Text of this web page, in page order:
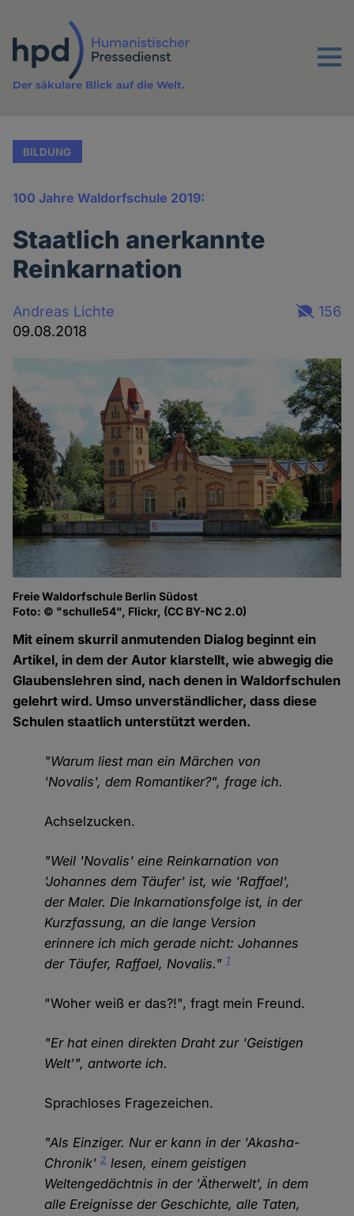
Inhalt
Menu
Der säkulare Blick auf die Welt.
BILDUNG
100 Jahre Waldorfschule 2019:
Staatlich anerkannte
Reinkarnation
Andreas Lichte
09.08.2018
156
Freie Waldorfschule Berlin Südost
Foto: © "schulle54", Flickr, (CC BY-NC 2.0)
Mit einem skurril anmutenden Dialog beginnt ein
Artikel, in dem der Autor klarstellt, wie abwegig die
Glaubenslehren sind, nach denen in Waldorfschulen
gelehrt wird. Umso unverständlicher, dass diese
Schulen staatlich unterstützt werden.
"Warum liest man ein Märchen von
'Novalis', dem Romantiker?", frage ich.
Achselzucken.
"Weil 'Novalis' eine Reinkarnation von
'Johannes dem Täufer' ist, wie 'Raffael',
der Maler. Die Inkarnationsfolge ist, in der
Kurzfassung, an die lange Version
erinnere ich mich gerade nicht: Johannes
der Täufer, Raffael, Novalis."1
"Woher weiß er das?!", fragt mein Freund.
"Er hat einen direkten Draht zur 'Geistigen
Welt'", antworte ich.
Sprachloses Fragezeichen.
"Als Einziger. Nur er kann in der 'Akasha-
Chronik'2 lesen, einem geistigen
Weltengedächtnis in der 'Ätherwelt', in dem
alle Ereignisse der Geschichte, alle Taten,